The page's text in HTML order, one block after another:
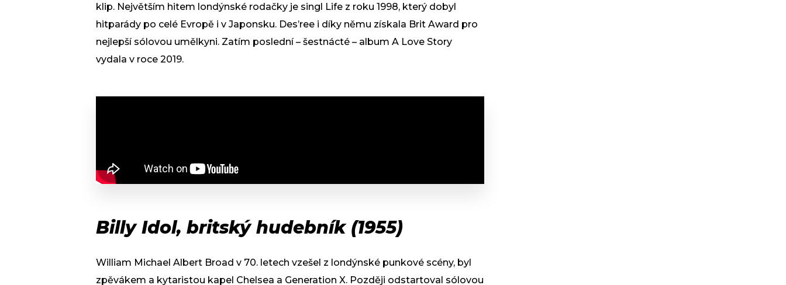
klip. Největším hitem londýnské rodačky je singl Life z roku 1998, který dobyl
hitparády po celé Evropě i v Japonsku. Des’ree i díky němu získala Brit Award pro
nejlepší sólovou umělkyni. Zatím poslední – šestnácté – album A Love Story
vydala v roce 2019.
Billy Idol, britský hudebník (1955)
William Michael Albert Broad v 70. letech vzešel z londýnské punkové scény, byl
zpěvákem a kytaristou kapel Chelsea a Generation X. Později odstartoval sólovou